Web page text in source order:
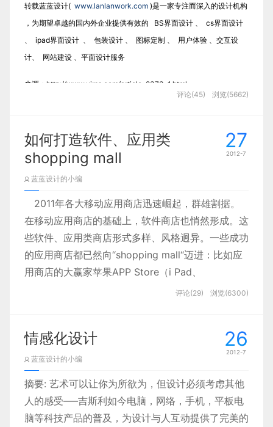
时候带走了一个方法，却让我至今沿用。
用最简单的方法，让一切井然有序；那么，你需要一
个简单的开始。
转载蓝蓝设计( www.lanlanwork.com )是一家专注而深入的设计机构
，为期望卓越的国内外企业提供有效的 BS界面设计 、 cs界面设计
、 ipad界面设计 、 包装设计 、 图标定制 、 用户体验 、交互设
计、 网站建设 、平面设计服务
来源： http://www.uirss.com/article-2373-1.html
摘要: 如今，随着智能手机、平板电脑等移动手持设
备的普及，越来越多的Web网站都在向这些平台做
也在影响着Web端的设计。所以，现在我们的设计
是不是要变得更加的popular一 ...
如今，随着智能手机、平板电脑等移动手持设备的
容。同时，这些移动设备上的视觉设计与交互设计
评论(45) 浏览(5662)
27
2012-7
如何打造软件、应用类
shopping mall
蓝蓝设计的小编
2011年各大移动应用商店迅速崛起，群雄割据。
在移动应用商店的基础上，软件商店也悄然形成。这
些软件、应用类商店形式多样、风格迥异。一些成功
的应用商店都已然向“shopping mall“迈进：比如应
用商店的大赢家苹果APP Store（i Pad、
iPhone）， 国内的安卓市场、网易应用、腾讯应用
运营和设计，创造出一站式提供应用服务的场所。
怎样的软件应用类商店是最完善的呢? 如何使软
件应用类“商店”提升为“shopping mall”呢？对此，
本文从shopping mall的规划原则着手，找寻其与软
件应用商店的共通点。通过任务和场景对现有的几大
评论(29) 浏览(6300)
26
2012-7
情感化设计
蓝蓝设计的小编
摘要: 艺术可以让你为所欲为，但设计必须考虑其他
人的感受—–吉斯利如今电脑，网络，手机，平板电
脑等科技产品的普及，为设计与人互动提供了完美的